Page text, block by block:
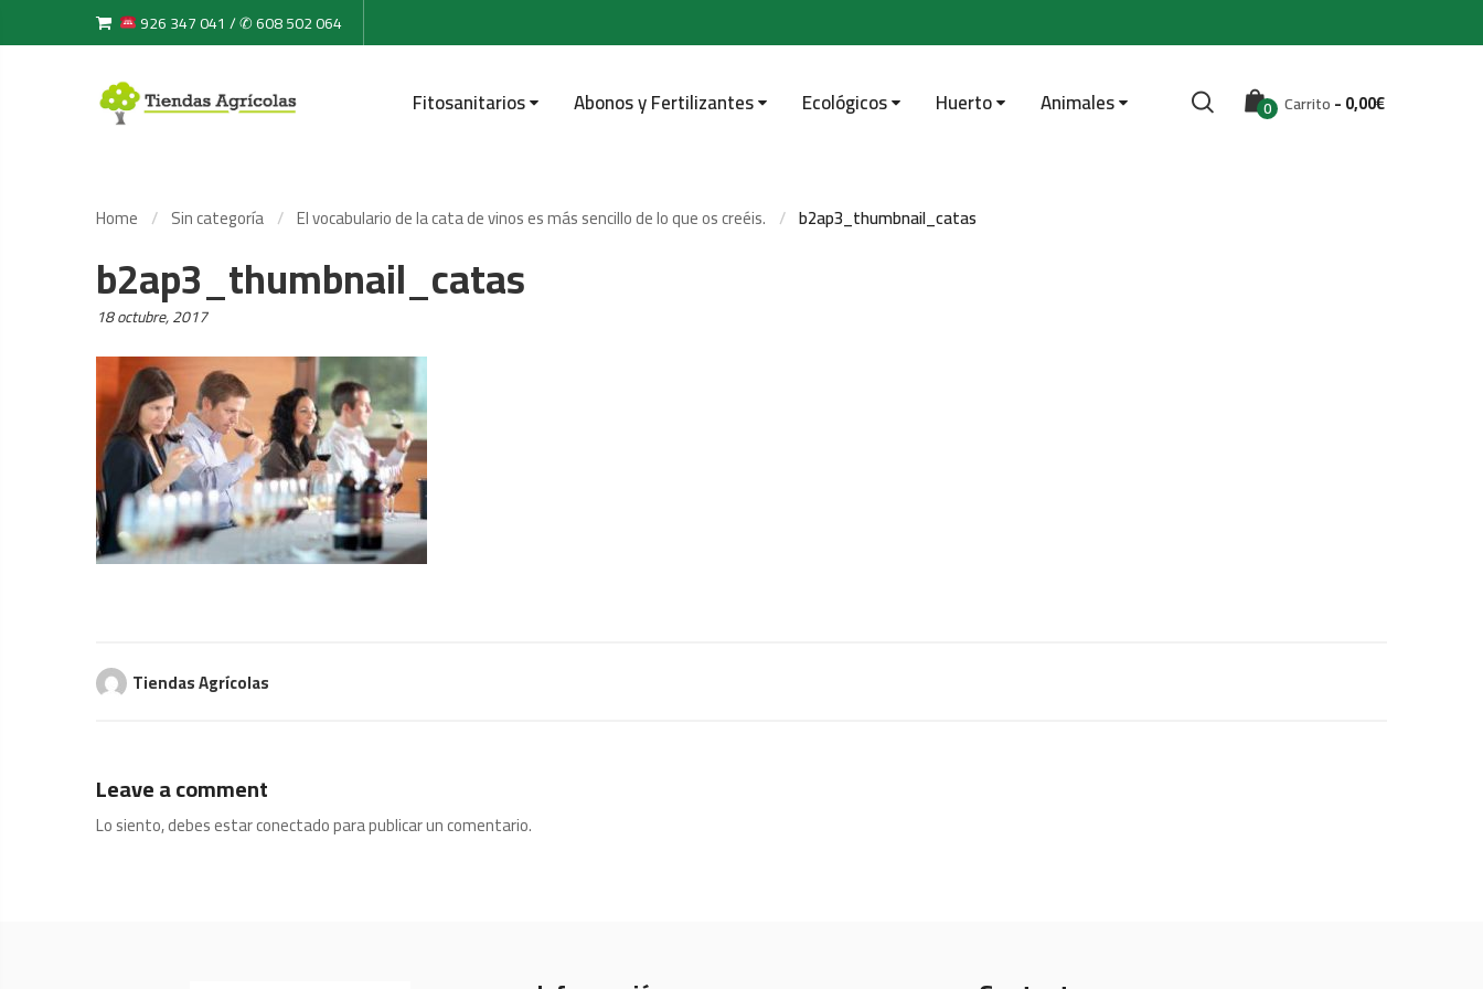
926 347 041 / ✆ 608 502 064
Fitosanitarios Abonos y Fertilizantes Ecológicos Huerto Animales 0 Carrito-0,00€
Home Sin categoría El vocabulario de la cata de vinos es más sencillo de lo que os creéis. b2ap3_thumbnail_catas
b2ap3_thumbnail_catas
Posted
18 octubre, 2017
Tiendas Agrícolas
Leave a comment
Lo siento, debes estarconectadopara publicar un comentario.